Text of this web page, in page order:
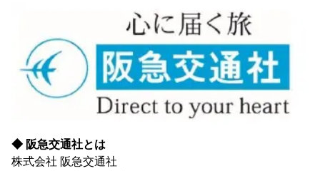
◆ 阪急交通社とは
株式会社 阪急交通社